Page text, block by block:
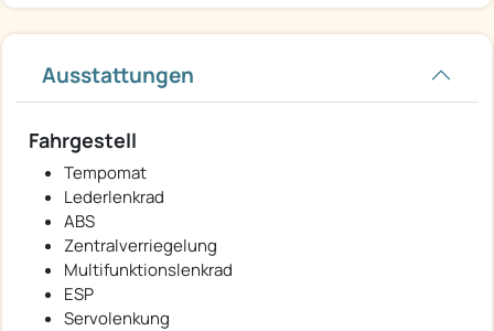
Ausstattungen
Fahrgestell
Tempomat
Lederlenkrad
ABS
Zentralverriegelung
Multifunktionslenkrad
ESP
Servolenkung